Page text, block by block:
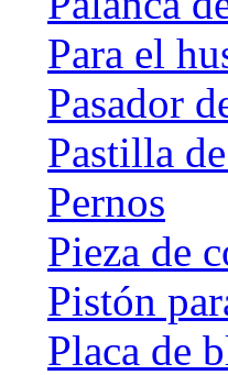
Para el
Pasador
Pastilla
Pernos
Pieza de
Pistón
Placa de